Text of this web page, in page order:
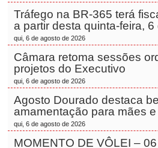
Tráfego na BR-365 terá
a partir desta quinta-feira,
qui, 6 de agosto de 2026
Câmara retoma sessões
projetos do Executivo
qui, 6 de agosto de 2026
Agosto Dourado destaca
amamentação para mães
qui, 6 de agosto de 2026
MOMENTO DE VÔLEI –